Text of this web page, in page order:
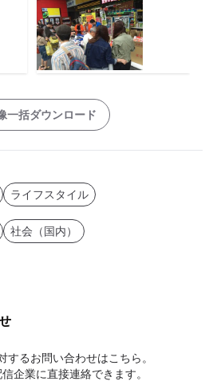
一括ダウンロード
ライフスタイル
社会（国内）
するお問い合わせはこちら。
企業に直接連絡できます。